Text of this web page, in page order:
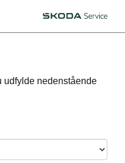
Škoda
udfylde nedenstående